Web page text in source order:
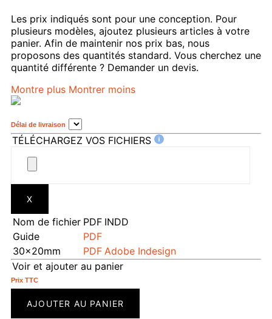
Les prix indiqués sont pour une conception. Pour
plusieurs modèles, ajoutez plusieurs articles à votre
panier. Afin de maintenir nos prix bas, nous
proposons des quantités standard. Vous cherchez une
quantité différente ? Demander un devis.
Montre plus Montrer moins
Délai de livraison
TÉLÉCHARGEZ VOS FICHIERS
X
Nom de fichier PDF INDD
Guide
PDF
30x20mm
PDF Adobe Indesign
Voir et ajouter au panier
Prix ​​TTC
AJOUTER AU PANIER